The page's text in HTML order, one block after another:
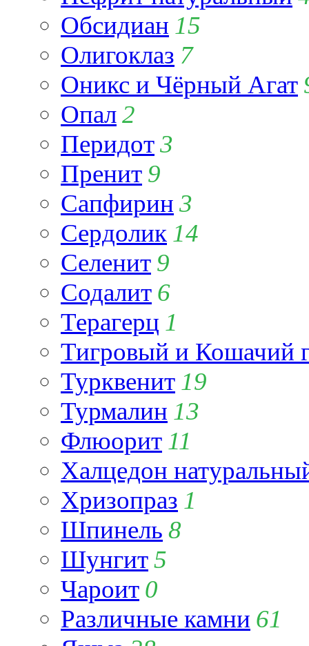
Обсидиан 15
Олигоклаз 7
Оникс и Чёрный Агат
Опал2
Перидот3
Пренит 9
Сапфирин 3
Сердолик 14
Селенит 9
Содалит 6
Терагерц 1
Тигровый и Кошачий
Турквенит 19
Турмалин 13
Флюорит 11
Халцедон
Хризопраз 1
Шпинель 8
Шунгит5
Чароит 0
Различные камни 61